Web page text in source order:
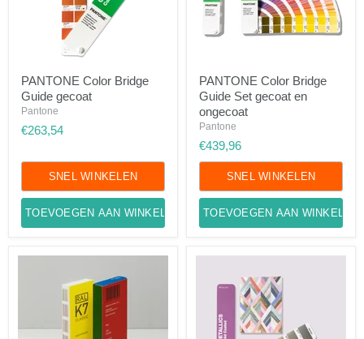
Color
Bridge
Guide
PANTONE Color Bridge
Guide gecoat
Pantone
€263,54
SNEL WINKELEN
TOEVOEGEN AAN WINKELWAGEN
Color
Bridge
Guide
Set
en
ongecoat
PANTONE Color Bridge
Guide Set gecoat en
ongecoat
Pantone
€439,96
SNEL WINKELEN
TOEVOEGEN AAN